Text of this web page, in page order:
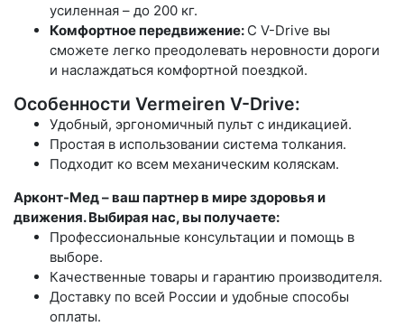
усиленная – до 200 кг.
Комфортное передвижение: С V-Drive вы
сможете легко преодолевать неровности дороги
и наслаждаться комфортной поездкой.
Особенности Vermeiren V-Drive:
Удобный, эргономичный пульт с индикацией.
Простая в использовании система толкания.
Подходит ко всем механическим коляскам.
Арконт-Мед – ваш партнер в мире здоровья и
движения. Выбирая нас, вы получаете:
Профессиональные консультации и помощь в
выборе.
Качественные товары и гарантию производителя.
Доставку по всей России и удобные способы
оплаты.